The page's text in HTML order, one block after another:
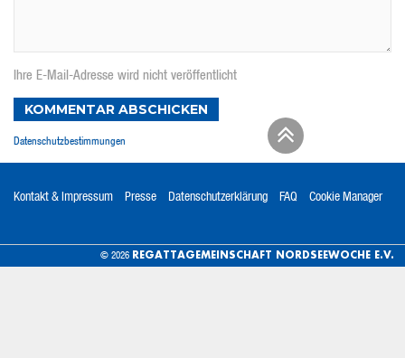
Ihre E-Mail-Adresse wird nicht veröffentlicht
KOMMENTAR ABSCHICKEN
Datenschutzbestimmungen
Kontakt & Impressum Presse Datenschutzerklärung FAQ Cookie Manager
© 2026 REGATTAGEMEINSCHAFT NORDSEEWOCHE E.V.